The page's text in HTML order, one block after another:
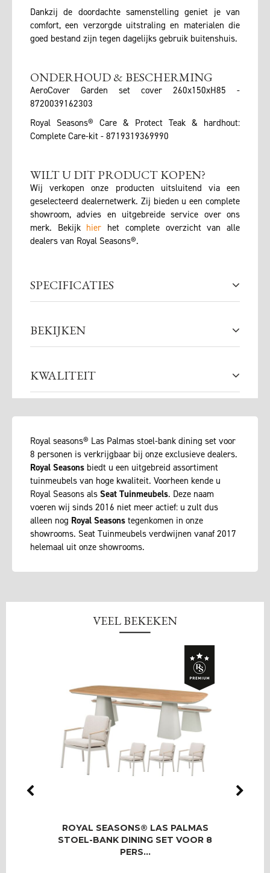
Dankzij de doordachte samenstelling geniet je van
comfort, een verzorgde uitstraling en materialen die
goed bestand zijn tegen dagelijks gebruik buitenshuis.
ONDERHOUD & BESCHERMING
AeroCover Garden set cover 260x150xH85 -
8720039162303
Royal Seasons® Care & Protect Teak & hardhout:
Complete Care-kit - 8719319369990
WILT U DIT PRODUCT KOPEN?
Wij verkopen onze producten uitsluitend via een
geselecteerd dealernetwerk. Zij bieden u een complete
showroom, advies en uitgebreide service over ons
merk. Bekijk hier het complete overzicht van alle
dealers van Royal Seasons®.
SPECIFICATIES
BEKIJKEN
KWALITEIT
Royal seasons® Las Palmas stoel-bank dining set voor
8 personen is verkrijgbaar bij onze exclusieve dealers.
Royal Seasons biedt u een uitgebreid assortiment
tuinmeubels van hoge kwaliteit. Voorheen kende u
Royal Seasons als Seat Tuinmeubels. Deze naam
voeren wij sinds 2016 niet meer actief: u zult dus
alleen nog Royal Seasons tegenkomen in onze
showrooms. Seat Tuinmeubels verdwijnen vanaf 2017
helemaal uit onze showrooms.
VEEL BEKEKEN
ROYAL SEASONS® LAS PALMAS
STOEL-BANK DINING SET VOOR 8
PERS…